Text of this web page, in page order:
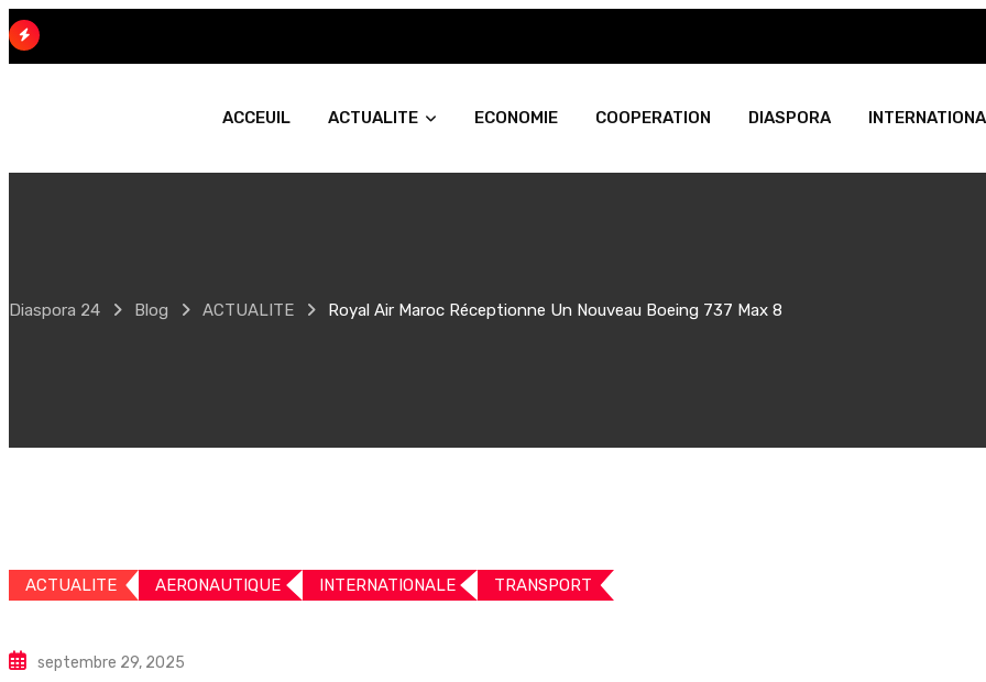
Skip
to
ACCEUIL ACTUALITE ECONOMIE COOPERATION DIASPORA
Diaspora 24 Blog ACTUALITE Royal Air Maroc Réceptionne Un Nouveau Boeing 737 Max 8
ACTUALITE AERONAUTIQUE INTERNATIONALE TRANSPORT
septembre 29, 2025